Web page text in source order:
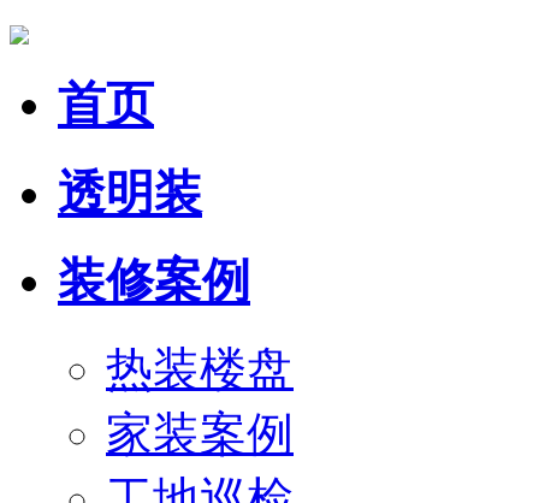
首页
透明装
装修案例
热装楼盘
家装案例